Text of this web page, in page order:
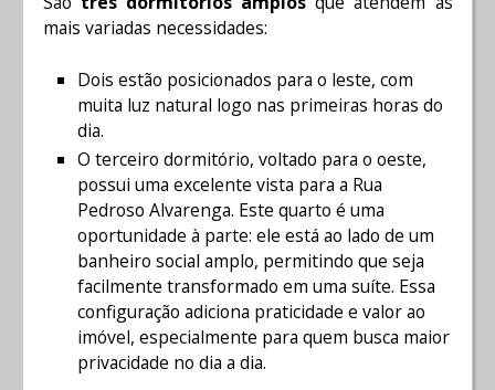
mais variadas necessidades:
Dois estão posicionados para o leste, com
muita luz natural logo nas primeiras horas do
dia.
O terceiro dormitório, voltado para o oeste,
possui uma excelente vista para a Rua
Pedroso Alvarenga. Este quarto é uma
oportunidade à parte: ele está ao lado de um
banheiro social amplo, permitindo que seja
facilmente transformado em uma suíte. Essa
configuração adiciona praticidade e valor ao
imóvel, especialmente para quem busca maior
privacidade no dia a dia.